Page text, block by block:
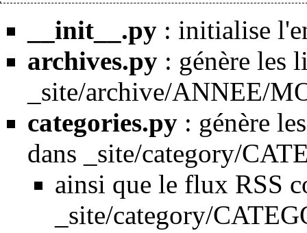
__init__.py : initialise
archives.py : génère les
_site/archive/ANNEE/
categories.py : génère
dans _site/category/
ainsi que le flux RSS
_site/category/